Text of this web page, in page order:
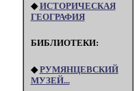
◆ИСТОРИЧЕСКАЯ
ГЕОГРАФИЯ
БИБЛИОТЕКИ:
◆РУМЯНЦЕВСКИЙ
МУЗЕЙ...